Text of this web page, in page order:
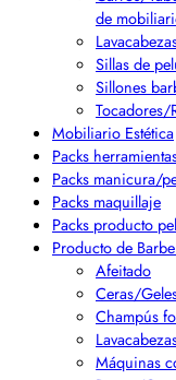
de
Sillas de
Sillones
Tocadores/
Mobiliario Estética
Packs
Packs manicura/
Packs maquillaje
Packs producto
Producto de
Afeitado
Ceras/
Champús
Máquinas